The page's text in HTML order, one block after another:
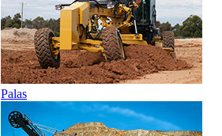
Palas